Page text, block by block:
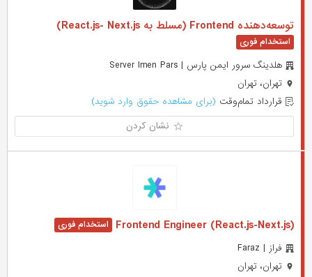
توسعه‌دهنده Frontend (مسلط به React.js- Next.js)
هلدينگ سرور ايمن پارس | Server Imen Pars
تهران، تهران
قرارداد تمام‌وقت (برای مشاهده حقوق وارد شوید)
نشان کردن
Frontend Engineer (React.js-Next.js)
فراز | Faraz
تهران، تهران